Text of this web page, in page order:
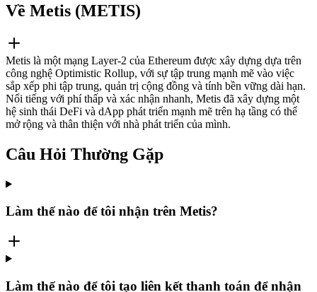
Về Metis (METIS)
Metis là một mạng Layer-2 của Ethereum được xây dựng dựa trên
công nghệ Optimistic Rollup, với sự tập trung mạnh mẽ vào việc
sắp xếp phi tập trung, quản trị cộng đồng và tính bền vững dài hạn.
Nổi tiếng với phí thấp và xác nhận nhanh, Metis đã xây dựng một
hệ sinh thái DeFi và dApp phát triển mạnh mẽ trên hạ tầng có thể
mở rộng và thân thiện với nhà phát triển của mình.
Câu Hỏi Thường Gặp
Làm thế nào để tôi nhận trên Metis?
Làm thế nào để tôi tạo liên kết thanh toán để nhận